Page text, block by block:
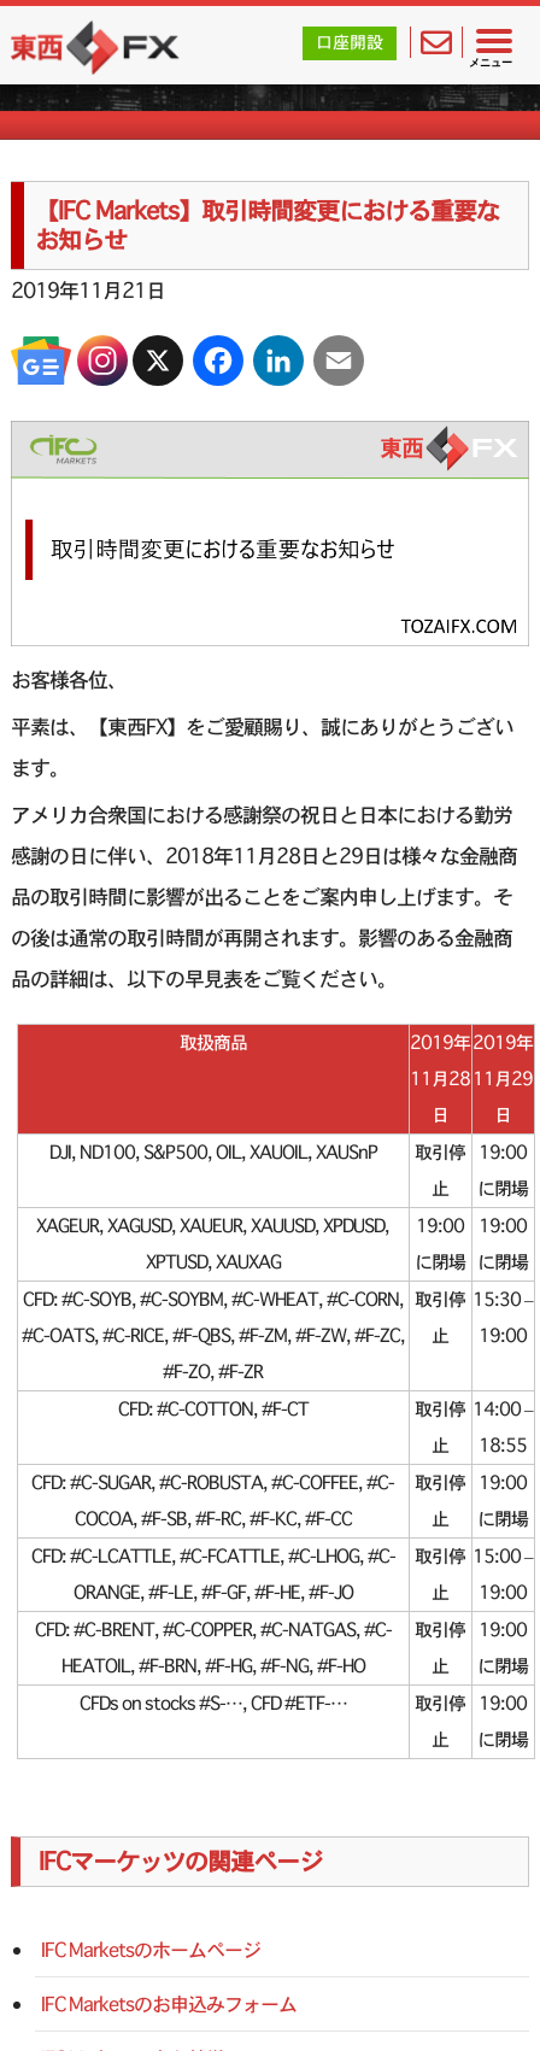
メニュー
東西FX｜海外FX会社（ブローカー）の無料口座開設サポ
口座開設
海外FXのお知らせ
【IFC Markets】取引時間変更における重要な
お知らせ
2019年11月21日
お客様各位、
平素は、【東西FX】をご愛顧賜り、誠にありがとうござい
ます。
アメリカ合衆国における感謝祭の祝日と日本における勤労
感謝の日に伴い、2018年11月28日と29日は様々な金融商
品の取引時間に影響が出ることをご案内申し上げます。そ
の後は通常の取引時間が再開されます。影響のある金融商
品の詳細は、以下の早見表をご覧ください。
取扱商品
2019年
11月28
日
2019年
11月29
日
DJI, ND100, S&P500, OIL, XAUOIL, XAUSnP
取引停
止
19:00
に閉場
XAGEUR, XAGUSD, XAUEUR, XAUUSD, XPDUSD,
XPTUSD, XAUXAG
19:00
に閉場
19:00
に閉場
CFD: #C-SOYB, #C-SOYBM, #C-WHEAT, #C-CORN,
#C-OATS, #C-RICE, #F-QBS, #F-ZM, #F-ZW, #F-ZC,
#F-ZO, #F-ZR
取引停
止
15:30 –
19:00
CFD: #C-COTTON, #F-CT
取引停
止
14:00 –
18:55
CFD: #C-SUGAR, #C-ROBUSTA, #C-COFFEE, #C-
COCOA, #F-SB, #F-RC, #F-KC, #F-CC
取引停
止
19:00
に閉場
CFD: #C-LCATTLE, #C-FCATTLE, #C-LHOG, #C-
ORANGE, #F-LE, #F-GF, #F-HE, #F-JO
取引停
止
15:00 –
19:00
CFD: #C-BRENT, #C-COPPER, #C-NATGAS, #C-
HEATOIL, #F-BRN, #F-HG, #F-NG, #F-HO
取引停
止
19:00
に閉場
CFDs on stocks #S-…, CFD #ETF-…
取引停
止
19:00
に閉場
IFCマーケッツの関連ページ
IFC Marketsのホームページ
IFC Marketsのお申込みフォーム